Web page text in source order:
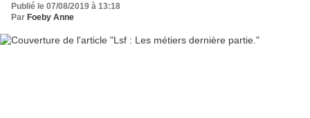
Publié le 07/08/2019 à 13:18
Par Foeby Anne